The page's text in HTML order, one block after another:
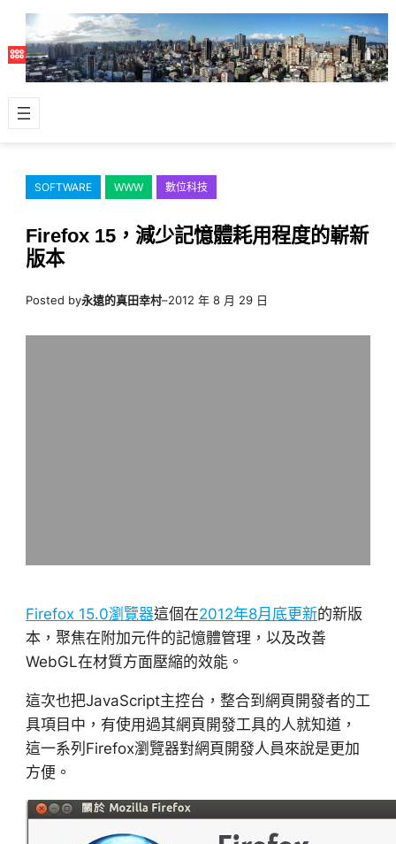
主
容
SOFTWARE WWW 數位科技
Firefox 15，減少記憶體耗用程度的嶄新
版本
Posted by永遠的真田幸村–2012 年 8 月 29 日
Firefox 15.0瀏覽器這個在2012年8月底更新的新版
本，聚焦在附加元件的記憶體管理，以及改善
WebGL在材質方面壓縮的效能。
這次也把JavaScript主控台，整合到網頁開發者的工
具項目中，有使用過其網頁開發工具的人就知道，
這一系列Firefox瀏覽器對網頁開發人員來說是更加
方便。